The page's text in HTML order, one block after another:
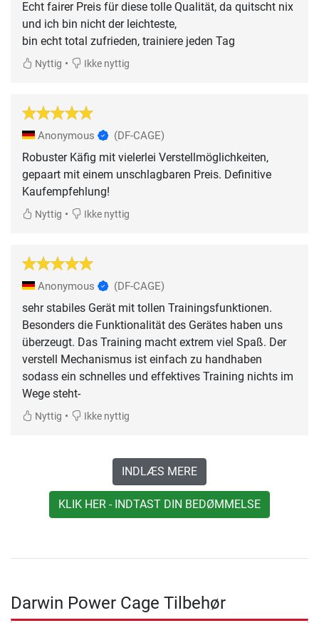
Echt fairer Preis für diese tolle Qualität, da quitscht nix
und ich bin nicht der leichteste,
bin echt total zufrieden, trainiere jeden Tag
Nyttig • Ikke nyttig
Anonymous (DF-CAGE)
Robuster Käfig mit vielerlei Verstellmöglichkeiten,
gepaart mit einem unschlagbaren Preis. Definitive
Kaufempfehlung!
Nyttig • Ikke nyttig
Anonymous (DF-CAGE)
sehr stabiles Gerät mit tollen Trainingsfunktionen.
Besonders die Funktionalität des Gerätes haben uns
überzeugt. Das Training macht extrem viel Spaß. Der
verstell Mechanismus ist einfach zu handhaben
sodass ein schnelles und effektives Training nichts im
Wege steht-
Nyttig • Ikke nyttig
INDLÆS MERE
KLIK HER - INDTAST DIN BEDØMMELSE
Darwin Power Cage Tilbehør